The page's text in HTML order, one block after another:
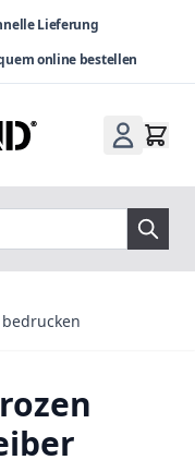
Lieferung
online bestellen